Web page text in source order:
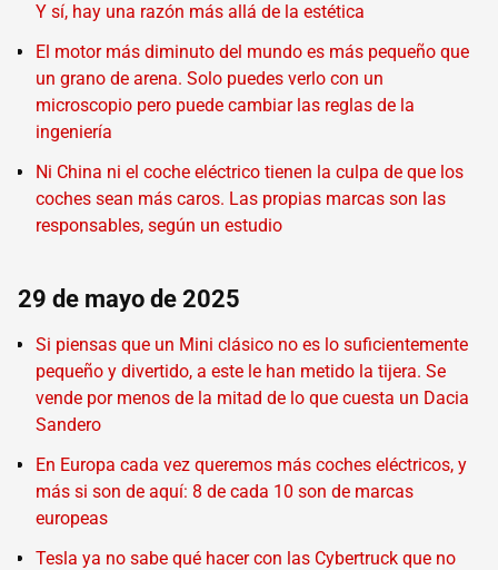
Y sí, hay una razón más allá de la estética
El motor más diminuto del mundo es más pequeño que
un grano de arena. Solo puedes verlo con un
microscopio pero puede cambiar las reglas de la
ingeniería
Ni China ni el coche eléctrico tienen la culpa de que los
coches sean más caros. Las propias marcas son las
responsables, según un estudio
29 de mayo de 2025
Si piensas que un Mini clásico no es lo suficientemente
pequeño y divertido, a este le han metido la tijera. Se
vende por menos de la mitad de lo que cuesta un Dacia
Sandero
En Europa cada vez queremos más coches eléctricos, y
más si son de aquí: 8 de cada 10 son de marcas
europeas
Tesla ya no sabe qué hacer con las Cybertruck que no